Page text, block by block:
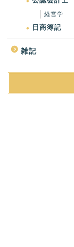
経営学
日商簿記
雑記